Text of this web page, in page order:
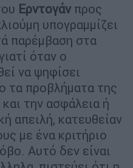
Ερντογάν προς
υπογραμμίζει
παρέμβαση στα
όταν ο
να ψηφίσει
τα προβλήματα της
την ασφάλεια ή
απειλή, κατευθείαν
με ένα κριτήριο
Αυτό δεν είναι